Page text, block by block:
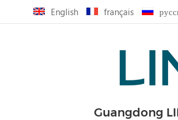
English français
Guangdong